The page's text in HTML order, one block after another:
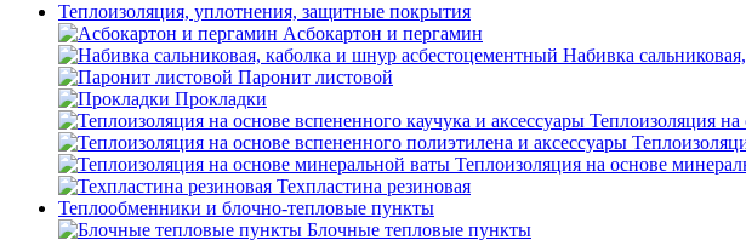
Теплоизоляция, уплотнения, защитные покрытия
Асбокартон и пергамин
Набивка
Паронит листовой
Прокладки
Теплоизоляция на
Теплоизоляция на основе
Техпластина резиновая
Теплообменники и блочно-тепловые пункты
Блочные тепловые пункты